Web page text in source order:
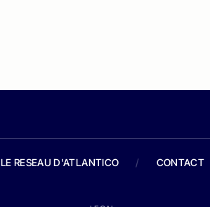
LE RESEAU D'ATLANTICO / CONTACT